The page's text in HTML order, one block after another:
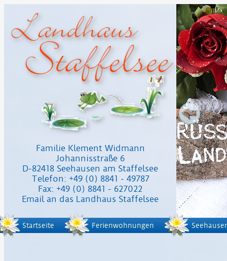
Familie Klement Widmann
Johannisstraße 6
D-82418 Seehausen am Staffelsee
Telefon: +49 (0) 8841 - 49787
Fax: +49 (0) 8841 - 627022
Email an das Landhaus Staffelsee
Startseite Ferienwohnungen